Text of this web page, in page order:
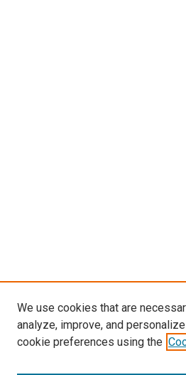
We use cookies that are
analyze, improve, and
cookie preferences using the